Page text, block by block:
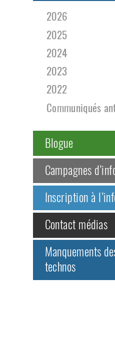
2026
2025
2024
2023
2022
Communiqués
Blogue
Campagnes
Inscription à
Contact médias
Manquements
technos